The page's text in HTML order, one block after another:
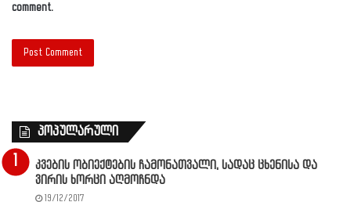
comment.
პოპულარული
კვების ობიექტების ჩამონათვალი, სადაც ცხენისა და
ვირის ხორცი აღმოჩნდა
19/12/2017